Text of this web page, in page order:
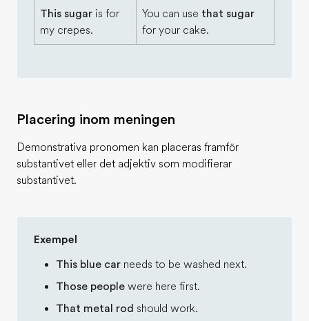
This sugar is for
my crepes.
You can use that sugar
for your cake.
Placering inom meningen
Demonstrativa pronomen kan placeras framför
substantivet eller det adjektiv som modifierar
substantivet.
Exempel
This blue car needs to be washed next.
Those people were here first.
That metal rod should work.